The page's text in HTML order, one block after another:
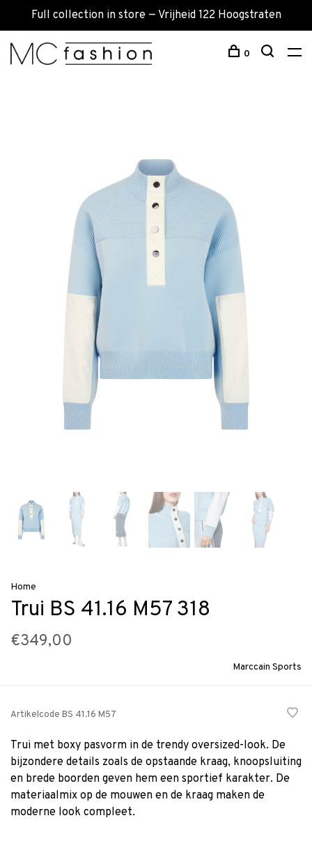
Full collection in store — Vrijheid 122 Hoogstraten
0
Home
Trui BS 41.16 M57 318
€349,00
Marccain Sports
Artikelcode BS 41.16 M57
Trui met boxy pasvorm in de trendy oversized-look. De
bijzondere details zoals de opstaande kraag, knoopsluiting
en brede boorden geven hem een sportief karakter. De
materiaalmix op de mouwen en de kraag maken de
moderne look compleet.